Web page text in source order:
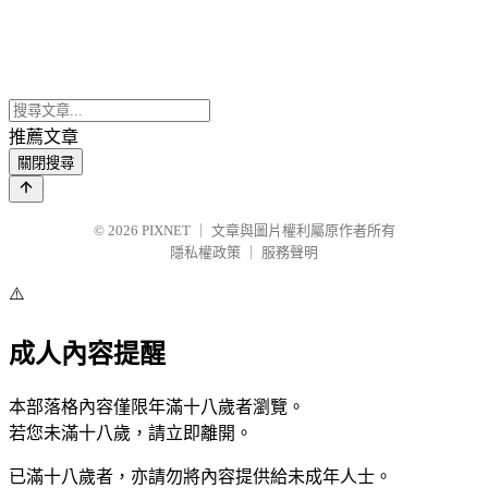
推薦文章
關閉搜尋
© 2026 PIXNET
文章與圖片權利屬原作者所有
隱私權政策
服務聲明
⚠️
成人內容提醒
本部落格內容僅限年滿十八歲者瀏覽。
若您未滿十八歲，請立即離開。
已滿十八歲者，亦請勿將內容提供給未成年人士。